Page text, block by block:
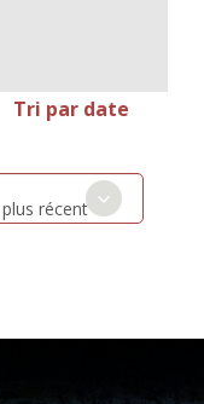
Tri par date
récent